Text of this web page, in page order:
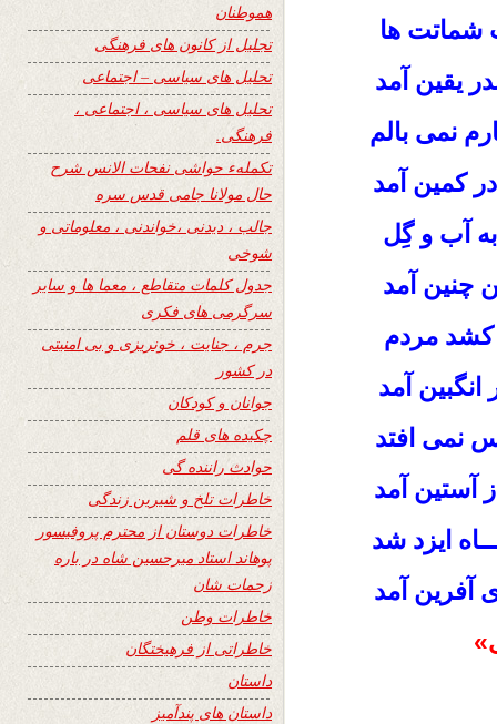
شماتت ها
یقین آمد
نمی بالم
کمین آمد
به آب و گِل
چنین آمد
کشد مردم
انگبین آمد
نمی افتد
آستین آمد
ایزد شد
آفرین آمد
هموطنان
تجلیل از کانون های فرهنگی
تحلیل های سیاسی – اجتماعی
تحلیل های سیاسی ، اجتماعی ،
فرهنگی.
تکملهء حواشی نفحات الانس شرح
حال مولانا جامی قدس سره
جالب ، دیدنی ،خواندنی ، معلوماتی و
شوخی
جدول کلمات متقاطع ، معما ها و سایر
سرگرمی های فکری
جرم ، جنایت ، خونریزی و بی امنیتی
در کشور
جوانان و کودکان
چکیده های قلم
حوادث راننده گی
خاطرات تلخ و شیرین زندگی
خاطرات دوستان از محترم پروفیسور
پوهاند استاد میرحسین شاه در باره
زحمات شان
خاطرات وطن
خاطراتی از فرهیختگان
داستان
داستان های پندآمیز